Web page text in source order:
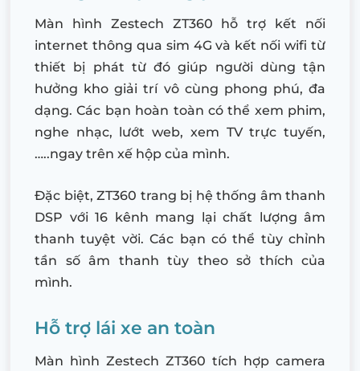
Màn hình Zestech ZT360 hỗ trợ kết nối
internet thông qua sim 4G và kết nối wifi từ
thiết bị phát từ đó giúp người dùng tận
hưởng kho giải trí vô cùng phong phú, đa
dạng. Các bạn hoàn toàn có thể xem phim,
nghe nhạc, lướt web, xem TV trực tuyến,
…..ngay trên xế hộp của mình.
Đặc biệt, ZT360 trang bị hệ thống âm thanh
DSP với 16 kênh mang lại chất lượng âm
thanh tuyệt vời. Các bạn có thể tùy chỉnh
tần số âm thanh tùy theo sở thích của
mình.
Hỗ trợ lái xe an toàn
Màn hình Zestech ZT360 tích hợp camera